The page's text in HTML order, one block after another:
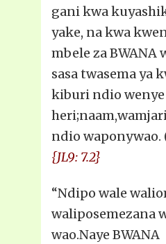
gani kwa
yake, na kwa
mbele za BWANA
sasa twasema ya
kiburi ndio wenye
ndio waponywao.
{JL9: 7.2}
“Ndipo wale
waliposemezana
wao.Naye BWANA